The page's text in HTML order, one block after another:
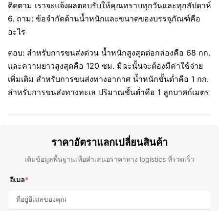
ติดตาม เราจะแจ้งผลตอบรับให้คุณทราบทุกวันและทุกสัปดาห์
6. ถาม: ข้อจำกัดด้านน้ำหนักและขนาดของบรรจุภัณฑ์คือ
อะไร
ตอบ: สำหรับการขนส่งด่วน น้ำหนักสูงสุดต่อกล่องคือ 68 กก.
และความยาวสูงสุดคือ 120 ซม. มิฉะนั้นจะต้องมีค่าใช้จ่าย
เพิ่มเติม สำหรับการขนส่งทางอากาศ น้ำหนักขั้นต่ำคือ 1 กก.
สำหรับการขนส่งทางทะเล ปริมาณขั้นต่ำคือ 1 ลูกบาศก์เมตร
ราคาอัตราแลกเปลี่ยนสินค้า
เติมข้อมูลพื้นฐานเพื่อคําเสนอราคาทาง logistics ที่รวดเร็ว
อีเมล*